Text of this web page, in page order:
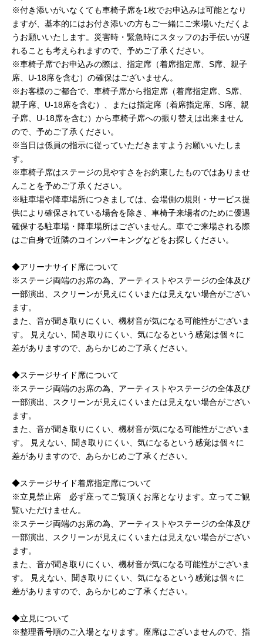
※付き添いがいなくても車椅子席を1枚でお申込みは可能となり
ますが、基本的にはお付き添いの方もご一緒にご来場いただくよ
うお願いいたします。災害時・緊急時にスタッフのお手伝いが遅
れることも考えられますので、予めご了承ください。
※車椅子席でお申込みの際は、指定席（着席指定席、S席、親子
席、U-18席を含む）の確保はございません。
※お客様のご都合で、車椅子席から指定席（着席指定席、S席、
親子席、U-18席を含む）、または指定席（着席指定席、S席、親
子席、U-18席を含む）から車椅子席への振り替えは出来ません
ので、予めご了承ください。
※当日は係員の指示に従っていただきますようお願いいたしま
す。
※車椅子席はステージの見やすさをお約束したものではありませ
んことを予めご了承ください。
※駐車場や降車場所につきましては、会場側の規則・サービス提
供により確保されている場合を除き、車椅子来場者のために優遇
確保する駐車場・降車場所はございません。車でご来場される際
はご自身で近隣のコインパーキングなどをお探しください。
◆アリーナサイド席について
※ステージ両端のお席の為、アーティストやステージの全体及び
一部演出、スクリーンが見えにくいまたは見えない場合がござい
ます。
また、音が聞き取りにくい、機材音が気になる可能性がございま
す。 見えない、聞き取りにくい、気になるという感覚は個々に
差がありますので、あらかじめご了承ください。
◆ステージサイド席について
※ステージ両端のお席の為、アーティストやステージの全体及び
一部演出、スクリーンが見えにくいまたは見えない場合がござい
ます。
また、音が聞き取りにくい、機材音が気になる可能性がございま
す。 見えない、聞き取りにくい、気になるという感覚は個々に
差がありますので、あらかじめご了承ください。
◆ステージサイド着席指定席について
※立見禁止席 必ず座ってご覧頂くお席となります。立ってご観
覧いただけません。
※ステージ両端のお席の為、アーティストやステージの全体及び
一部演出、スクリーンが見えにくいまたは見えない場合がござい
ます。
また、音が聞き取りにくい、機材音が気になる可能性がございま
す。 見えない、聞き取りにくい、気になるという感覚は個々に
差がありますので、あらかじめご了承ください。
◆立見について
※整理番号順のご入場となります。座席はございませんので、指